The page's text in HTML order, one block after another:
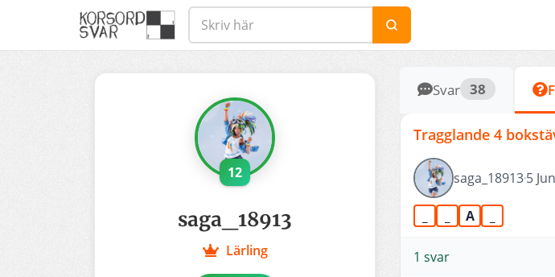
12
saga_18913
Lärling
Svar 38
Tragglande 4
saga_189135
A
1 svar